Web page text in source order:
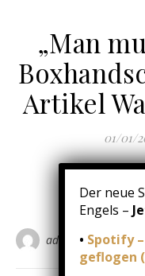
„Man
Artikel
01/01/
admin
Der neue
Engels –
• Spotify
geflogen